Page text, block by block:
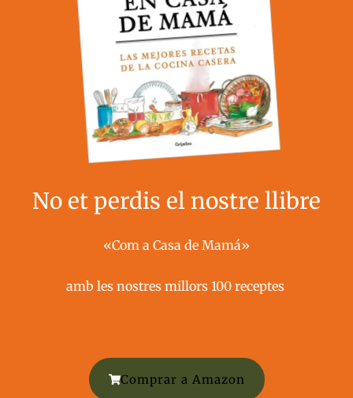
No et perdis el nostre llibre
«Com a Casa de Mamá»
amb les nostres millors 100 receptes ​
Comprar a Amazon